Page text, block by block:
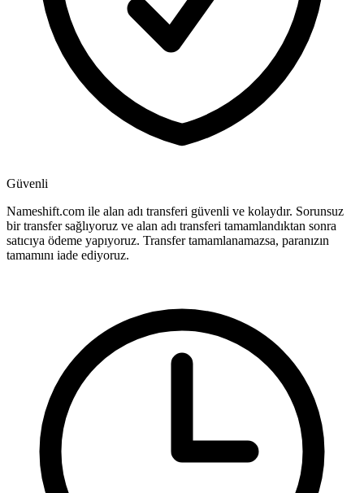
Güvenli
Nameshift.com ile alan adı transferi güvenli ve kolaydır. Sorunsuz
bir transfer sağlıyoruz ve alan adı transferi tamamlandıktan sonra
satıcıya ödeme yapıyoruz. Transfer tamamlanamazsa, paranızın
tamamını iade ediyoruz.